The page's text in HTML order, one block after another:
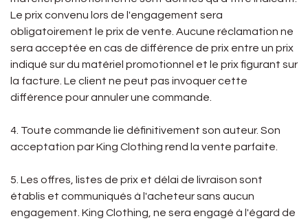
Le prix convenu lors de l'engagement sera
obligatoirement le prix de vente. Aucune réclamation ne
sera acceptée en cas de différence de prix entre un prix
indiqué sur du matériel promotionnel et le prix figurant sur
la facture. Le client ne peut pas invoquer cette
différence pour annuler une commande.
4. Toute commande lie définitivement son auteur. Son
acceptation par King Clothing rend la vente parfaite.
5. Les offres, listes de prix et délai de livraison sont
établis et communiqués à l'acheteur sans aucun
engagement. King Clothing, ne sera engagé à l'égard de